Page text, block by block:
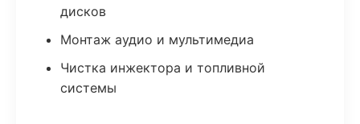
дисков
Монтаж аудио и мультимедиа
Чистка инжектора и топливной
системы